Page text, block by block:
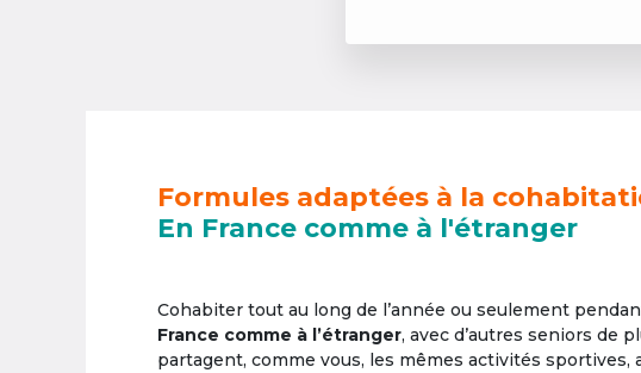
Formules adaptées à la
En France comme à l'étranger
Cohabiter tout au long de l’année ou seulement
France comme à l’étranger, avec d’autres seniors de
partagent, comme vous, les mêmes activités sportives,